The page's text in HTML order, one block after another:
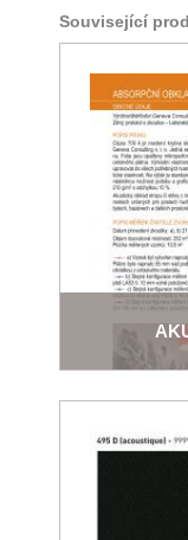
Související